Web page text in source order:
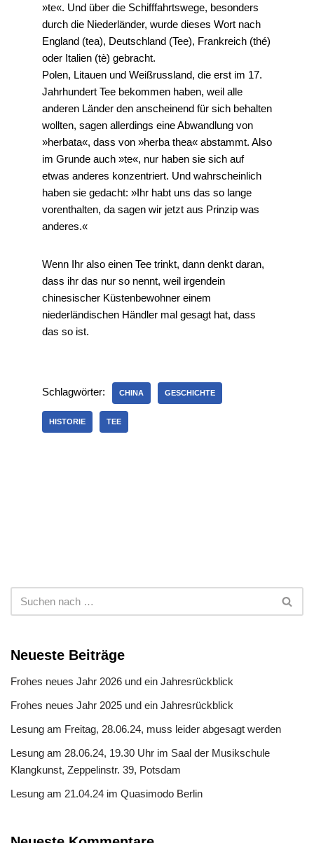
»te«. Und über die Schifffahrtswege, besonders
durch die Niederländer, wurde dieses Wort nach
England (tea), Deutschland (Tee), Frankreich (thé)
oder Italien (tè) gebracht.
Polen, Litauen und Weißrussland, die erst im 17.
Jahrhundert Tee bekommen haben, weil alle
anderen Länder den anscheinend für sich behalten
wollten, sagen allerdings eine Abwandlung von
»herbata«, dass von »herba thea« abstammt. Also
im Grunde auch »te«, nur haben sie sich auf
etwas anderes konzentriert. Und wahrscheinlich
haben sie gedacht: »Ihr habt uns das so lange
vorenthalten, da sagen wir jetzt aus Prinzip was
anderes.«
Wenn Ihr also einen Tee trinkt, dann denkt daran,
dass ihr das nur so nennt, weil irgendein
chinesischer Küstenbewohner einem
niederländischen Händler mal gesagt hat, dass
das so ist.
Schlagwörter: CHINA GESCHICHTE
HISTORIE TEE
Neueste Beiträge
Frohes neues Jahr 2026 und ein Jahresrückblick
Frohes neues Jahr 2025 und ein Jahresrückblick
Lesung am Freitag, 28.06.24, muss leider abgesagt werden
Lesung am 28.06.24, 19.30 Uhr im Saal der Musikschule
Klangkunst, Zeppelinstr. 39, Potsdam
Lesung am 21.04.24 im Quasimodo Berlin